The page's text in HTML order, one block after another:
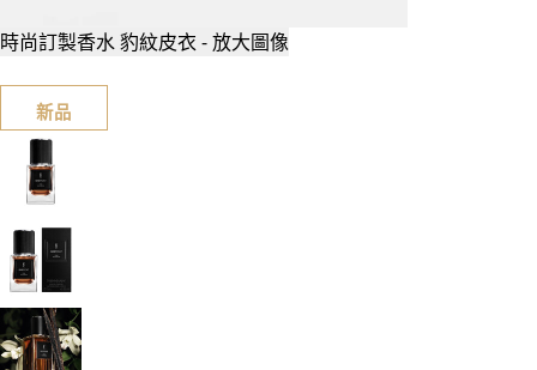
時尚訂製香水 豹紋皮衣 - 放大圖像
新品